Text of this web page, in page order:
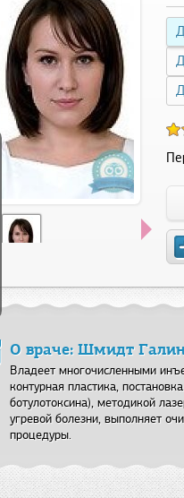
О враче: Шмидт
Владеет многочисленными
контурная пластика,
ботулотоксина), методикой
угревой болезни, выполняет
процедуры.